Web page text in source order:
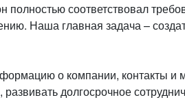
соответствовал
Наша главная задача –
о компании, контакты и
долгосрочное